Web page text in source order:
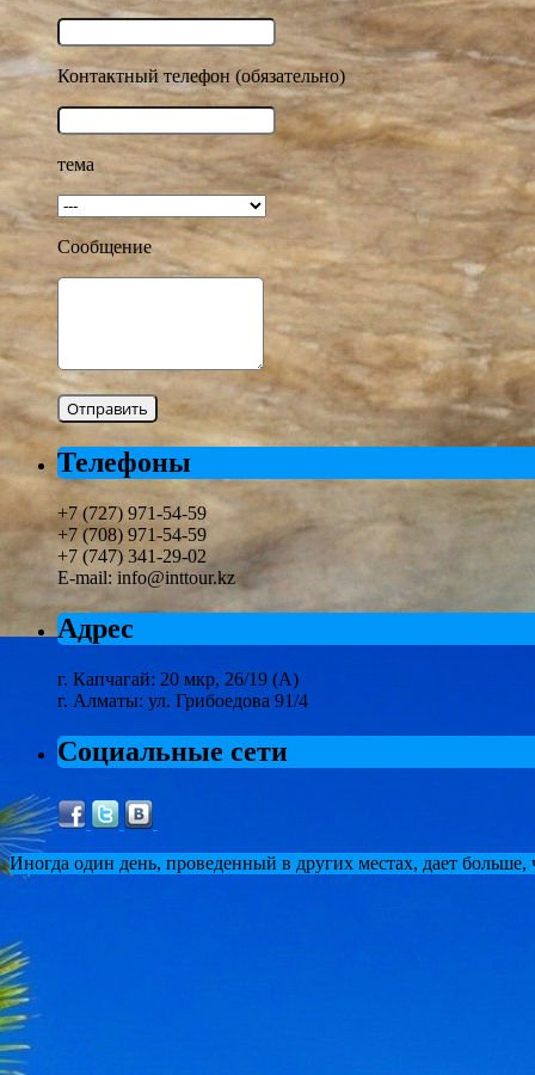
Контактный телефон (обязательно)
тема
Сообщение
Телефоны
+7 (727) 971-54-59
+7 (708) 971-54-59
+7 (747) 341-29-02
E-mail: info@inttour.kz
Адрес
г. Капчагай: 20 мкр, 26/19 (А)
г. Алматы: ул. Грибоедова 91/4
Социальные сети
Иногда один день, проведенный в других местах, дает